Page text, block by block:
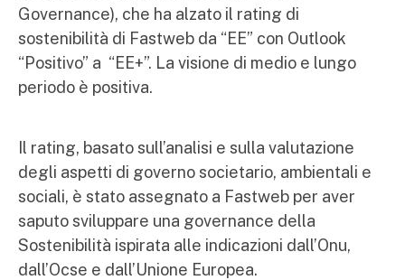
Governance), che ha alzato il rating di
sostenibilità di Fastweb da “EE” con Outlook
“Positivo” a “EE+”. La visione di medio e lungo
periodo è positiva.
Il rating, basato sull’analisi e sulla valutazione
degli aspetti di governo societario, ambientali e
sociali, è stato assegnato a Fastweb per aver
saputo sviluppare una governance della
Sostenibilità ispirata alle indicazioni dall’Onu,
dall’Ocse e dall’Unione Europea.